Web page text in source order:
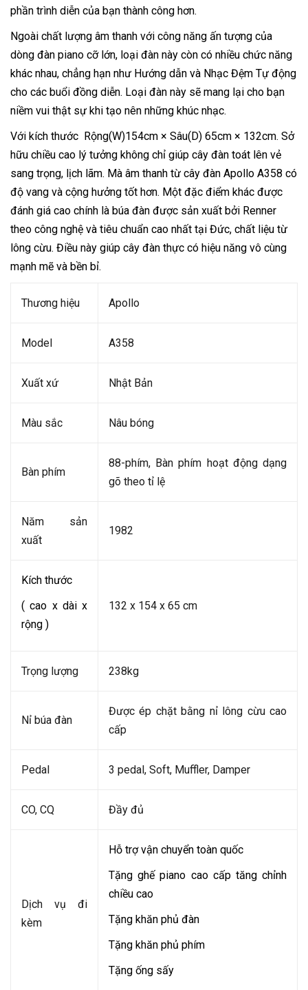
phần trình diễn của bạn thành công hơn.
Ngoài chất lượng âm thanh với công năng ấn tượng của
dòng đàn piano cỡ lớn, loại đàn này còn có nhiều chức năng
khác nhau, chẳng hạn như Hướng dẫn và Nhạc Đệm Tự động
cho các buổi đồng diễn. Loại đàn này sẽ mang lại cho bạn
niềm vui thật sự khi tạo nên những khúc nhạc.
Với kích thước Rộng(W)154cm × Sâu(D) 65cm × 132cm. Sở
hữu chiều cao lý tưởng không chỉ giúp cây đàn toát lên vẻ
sang trọng, lịch lãm. Mà âm thanh từ cây đàn Apollo A358 có
độ vang và cộng hưởng tốt hơn. Một đặc điểm khác được
đánh giá cao chính là búa đàn được sản xuất bởi Renner
theo công nghệ và tiêu chuẩn cao nhất tại Đức, chất liệu từ
lông cừu. Điều này giúp cây đàn thực có hiệu năng vô cùng
mạnh mẽ và bền bỉ.
Thương hiệu Apollo
Model A358
Xuất xứ Nhật Bản
Màu sắc Nâu bóng
Bàn phím
88-phím, Bàn phím hoạt động dạng
gõ theo tỉ lệ
Năm sản
xuất
1982
Kích thước
( cao x dài x
rộng )
132 x 154 x 65 cm
Trọng lượng 238kg
Nỉ búa đàn
Được ép chặt bằng nỉ lông cừu cao
cấp
Pedal 3 pedal, Soft, Muffler, Damper
CO, CQ Đầy đủ
Dịch vụ đi
kèm
Hỗ trợ vận chuyển toàn quốc
Tặng ghế piano cao cấp tăng chỉnh
chiều cao
Tặng khăn phủ đàn
Tặng khăn phủ phím
Tặng ống sấy